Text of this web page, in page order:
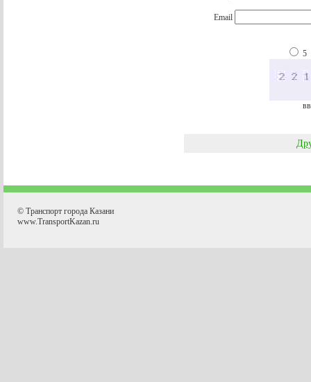
Email
5
© Транспорт города Казани
www.TransportKazan.ru